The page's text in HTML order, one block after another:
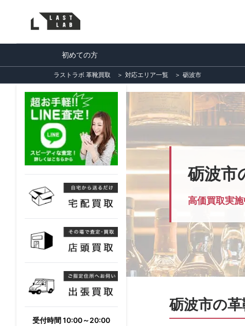
初めての方
ラストラボ 革靴買取 ＞ 対応エリア一覧 ＞ 砺波市
受付時間 10:00～20:00
砺波市
高価買取実
砺波市の